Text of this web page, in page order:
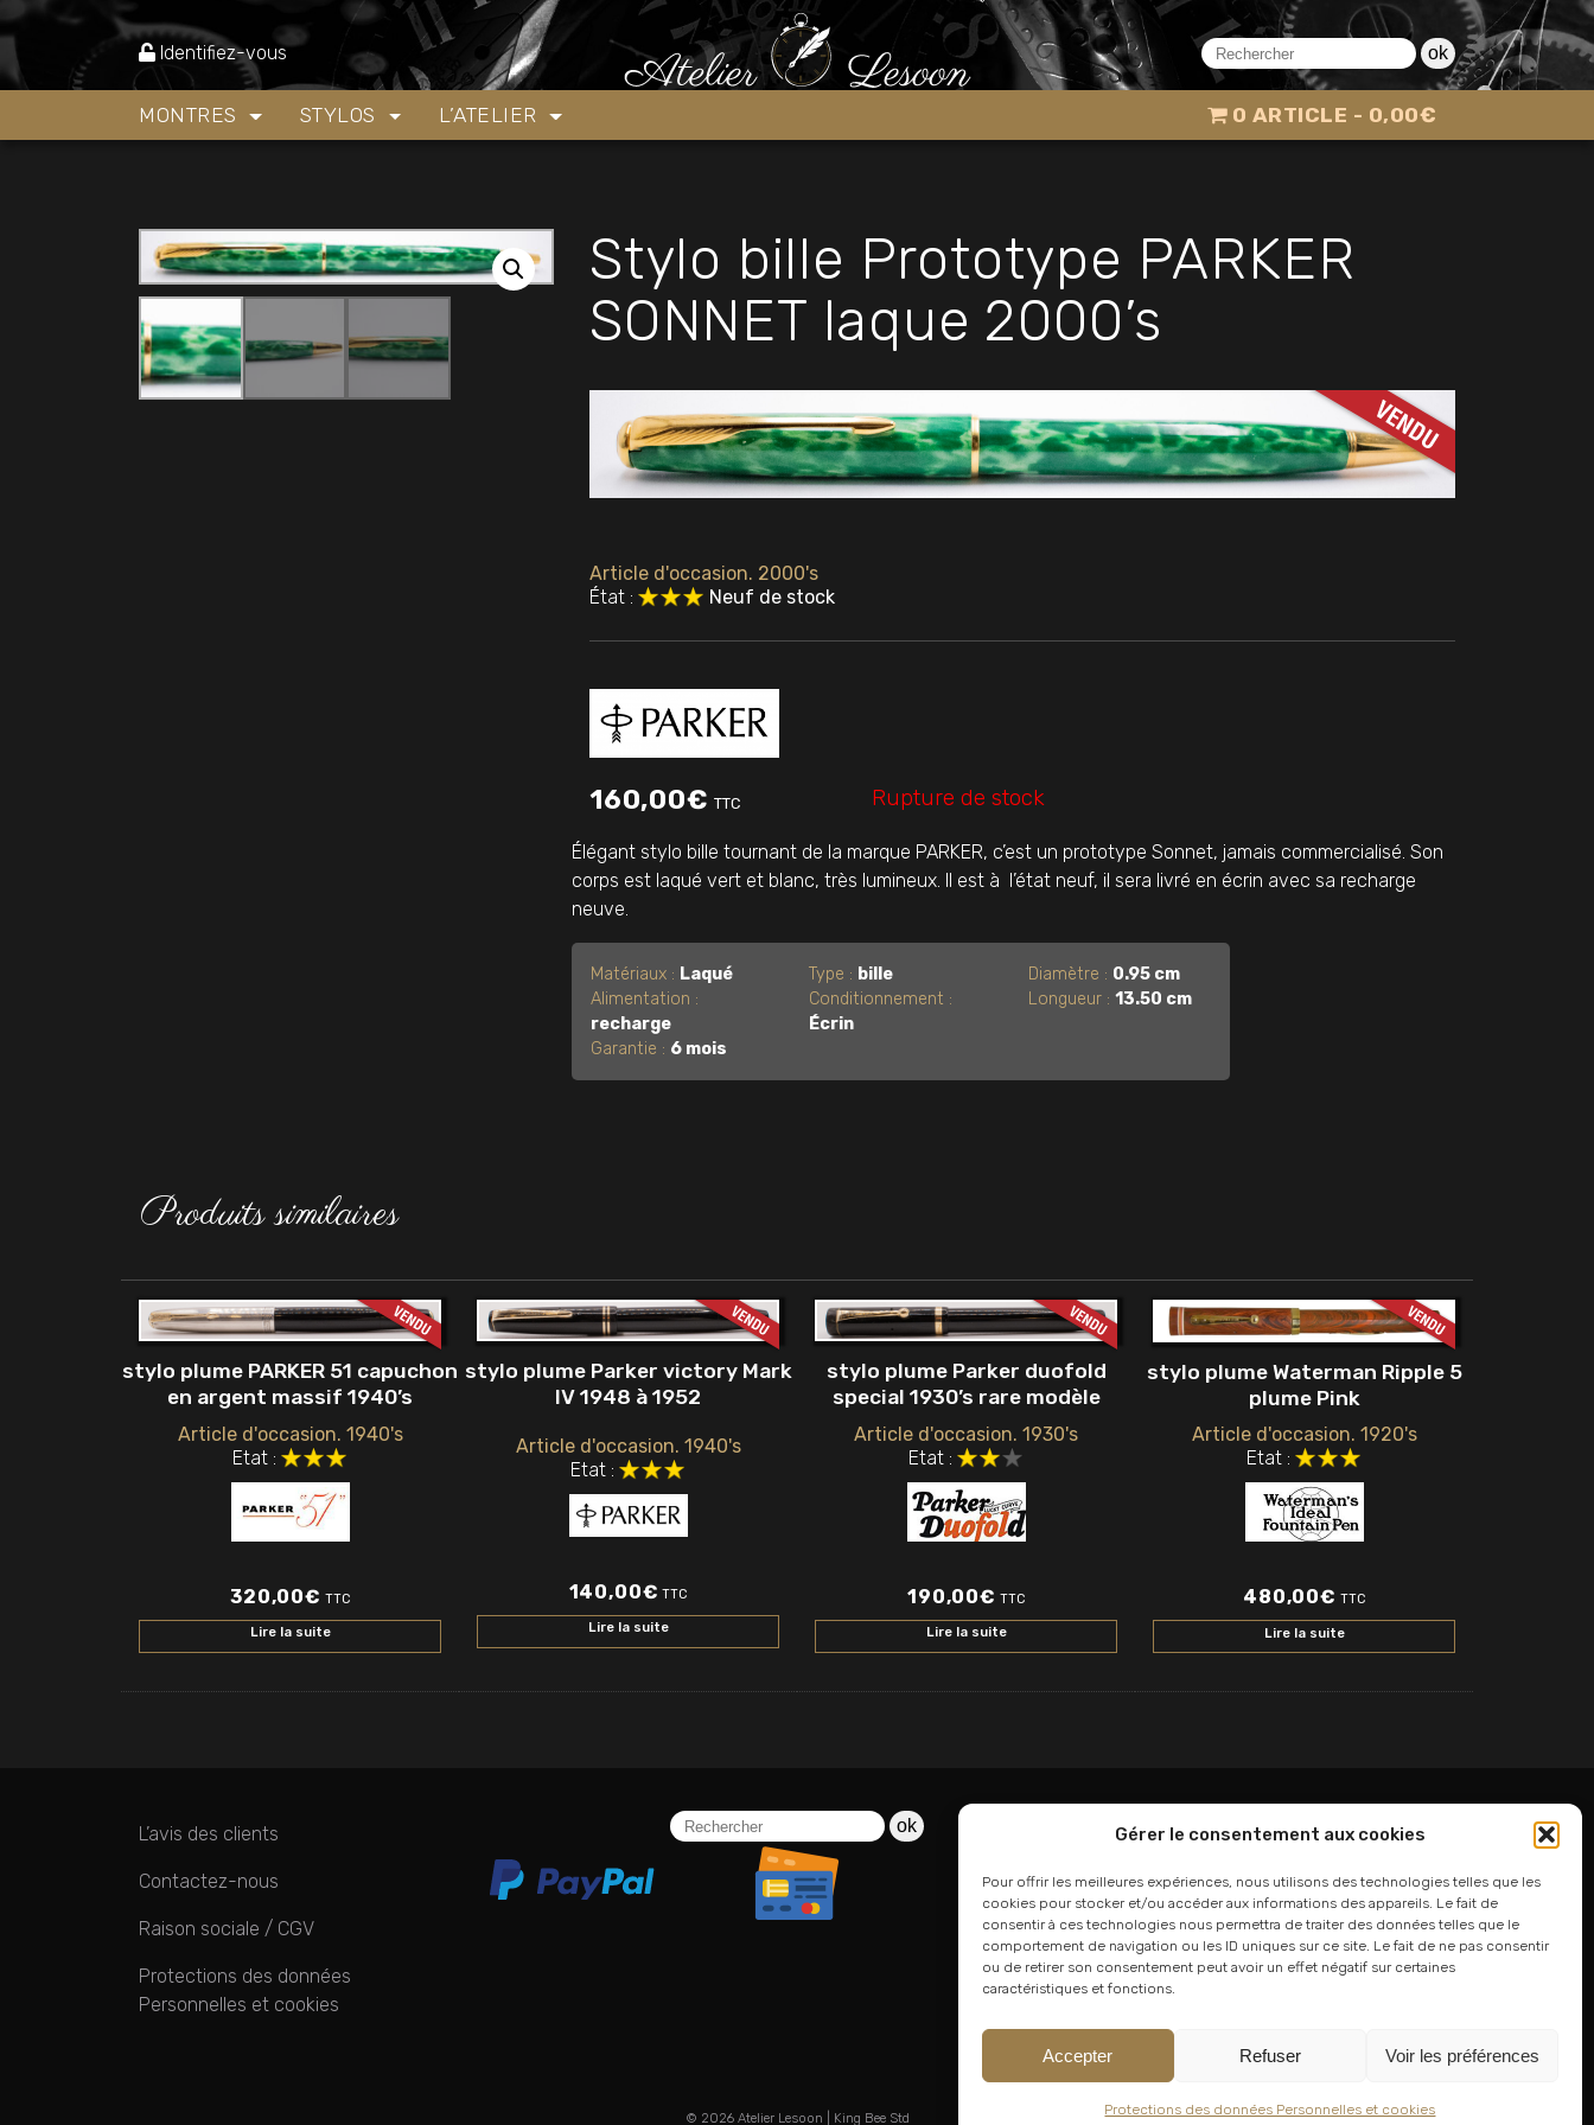
Gérer le consentement aux cookies
Pour offrir les meilleures expériences, nous utilisons des technologies telles que les
cookies pour stocker et/ou accéder aux informations des appareils. Le fait de
consentir à ces technologies nous permettra de traiter des données telles que le
comportement de navigation ou les ID uniques sur ce site. Le fait de ne pas consentir
ou de retirer son consentement peut avoir un effet négatif sur certaines
caractéristiques et fonctions.
Accepter Refuser Voir les préférences
Protections des données Personnelles et cookies
Identifiez-vous ok
MONTRES STYLOS L’ATELIER 0 ARTICLE 0,00€
Stylos Stylos bille » Stylo bille Prototype PARKER SONNET laque 2000’s
Stylo bille Prototype PARKER
SONNET laque 2000’s
Article d'occasion. 2000's
État :
Neuf de stock
160,00€ TTC Rupture de stock
Élégant stylo bille tournant de la marque PARKER, c’est un prototype Sonnet, jamais commercialisé. Son
corps est laqué vert et blanc, très lumineux. Il est à l’état neuf, il sera livré en écrin avec sa recharge
neuve.
Matériaux : Laqué
Alimentation :
recharge
Garantie : 6 mois
Type : bille
Conditionnement :
Écrin
Diamètre : 0.95 cm
Longueur : 13.50 cm
Produits similaires
stylo plume PARKER 51 capuchon
en argent massif 1940’s
Article d'occasion. 1940's
Etat :
320,00€ TTC
Lire la suite
stylo plume Parker victory Mark
IV 1948 à 1952
Article d'occasion. 1940's
Etat :
140,00€ TTC
Lire la suite
stylo plume Parker duofold
special 1930’s rare modèle
Article d'occasion. 1930's
Etat :
190,00€ TTC
Lire la suite
stylo plume Waterman Ripple 5
plume Pink
Article d'occasion. 1920's
Etat :
480,00€ TTC
Lire la suite
L’avis des clients
Contactez-nous
Raison sociale / CGV
Protections des données
Personnelles et cookies
ok
06 24 94 44 05
01 75 33 00 85
© 2026 Atelier Lesoon King Bee Std